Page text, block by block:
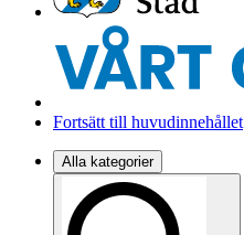
Fortsätt till huvudinnehållet
Alla kategorier